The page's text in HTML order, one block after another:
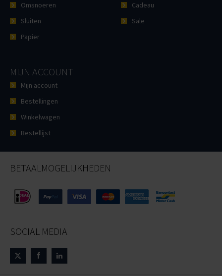
Omsnoeren
Sluiten
Papier
Cadeau
Sale
MIJN ACCOUNT
Mijn account
Bestellingen
Winkelwagen
Bestellijst
BETAALMOGELIJKHEDEN
SOCIAL MEDIA